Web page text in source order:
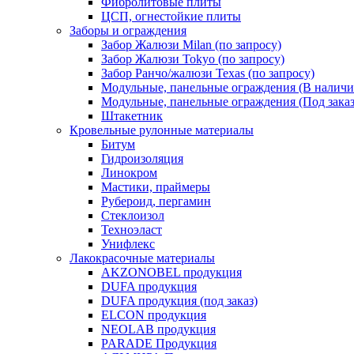
ЦСП, огнестойкие плиты
Заборы и ограждения
Забор Жалюзи Milan (по запросу)
Забор Жалюзи Tokyo (по запросу)
Забор Ранчо/жалюзи Texas (по запросу)
Модульные, панельные ограждения (В
Модульные, панельные ограждения (Под
Штакетник
Кровельные рулонные материалы
Битум
Гидроизоляция
Линокром
Мастики, праймеры
Рубероид, пергамин
Стеклоизол
Техноэласт
Унифлекс
Лакокрасочные материалы
AKZONOBEL продукция
DUFA продукция
DUFA продукция (под заказ)
ELCON продукция
NEOLAB продукция
PARADE Продукция